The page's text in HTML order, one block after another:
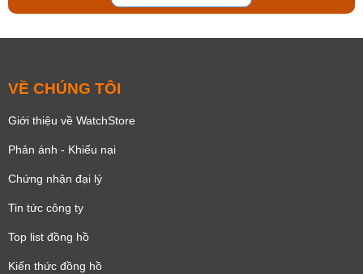
VỀ CHÚNG TÔI
Giới thiệu về WatchStore
Phản ánh - Khiếu nại
Chứng nhận đại lý
Tin tức công ty
Top list đồng hồ
Kiến thức đồng hồ